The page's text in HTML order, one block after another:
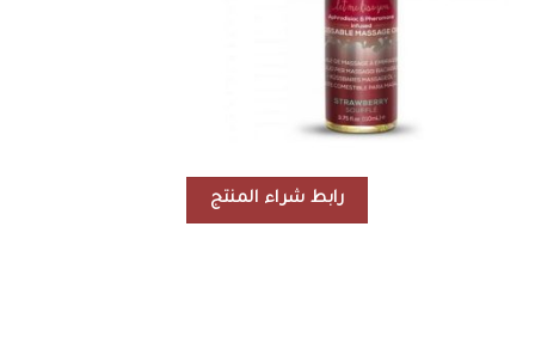
رابط شراء المنتج